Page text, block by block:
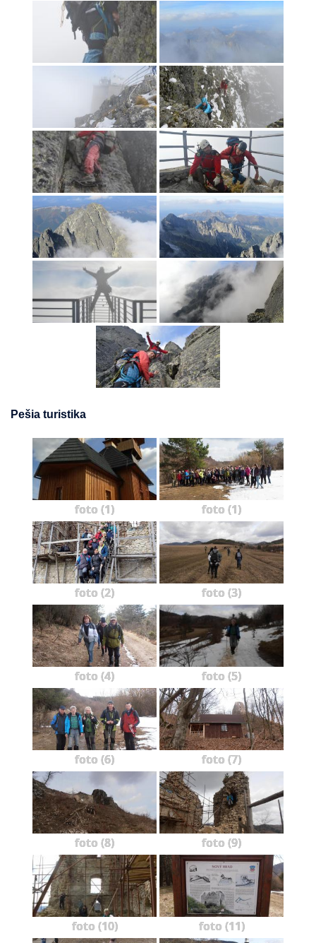
Pešia turistika
foto (1) foto (1)
foto (2) foto (3)
foto (4) foto (5)
foto (6) foto (7)
foto (8) foto (9)
foto (10) foto (11)